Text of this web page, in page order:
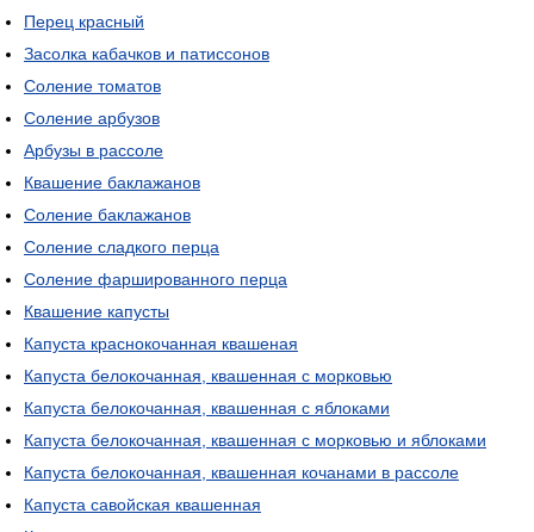
Перец красный
Засолка кабачков и патиссонов
Соление томатов
Соление арбузов
Арбузы в рассоле
Квашение баклажанов
Соление баклажанов
Соление сладкого перца
Соление фаршированного перца
Квашение капусты
Капуста краснокочанная квашеная
Капуста белокочанная, квашенная с морковью
Капуста белокочанная, квашенная с яблоками
Капуста белокочанная, квашенная с морковью и яблоками
Капуста белокочанная, квашенная кочанами в рассоле
Капуста савойская квашенная